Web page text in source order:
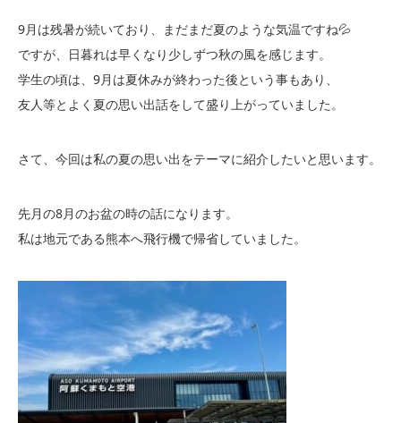
9月は残暑が続いており、まだまだ夏のような気温ですね💦
ですが、日暮れは早くなり少しずつ秋の風を感じます。
学生の頃は、9月は夏休みが終わった後という事もあり、
友人等とよく夏の思い出話をして盛り上がっていました。
さて、今回は私の夏の思い出をテーマに紹介したいと思います。
先月の8月のお盆の時の話になります。
私は地元である熊本へ飛行機で帰省していました。